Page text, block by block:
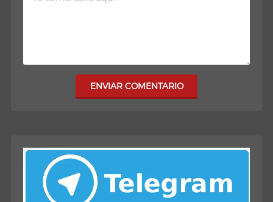
ENVIAR COMENTARIO